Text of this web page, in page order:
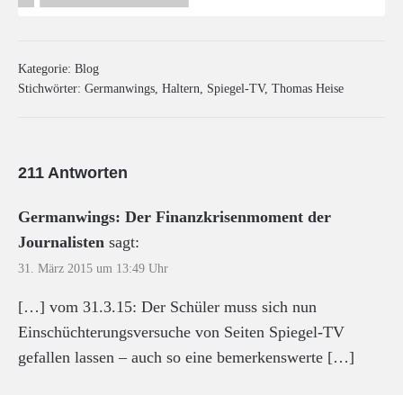
Kategorie: Blog
Stichwörter: Germanwings, Haltern, Spiegel-TV, Thomas Heise
211 Antworten
Germanwings: Der Finanzkrisenmoment der
Journalisten sagt:
31. März 2015 um 13:49 Uhr
[…] vom 31.3.15: Der Schüler muss sich nun
Einschüchterungsversuche von Seiten Spiegel-TV
gefallen lassen – auch so eine bemerkenswerte […]